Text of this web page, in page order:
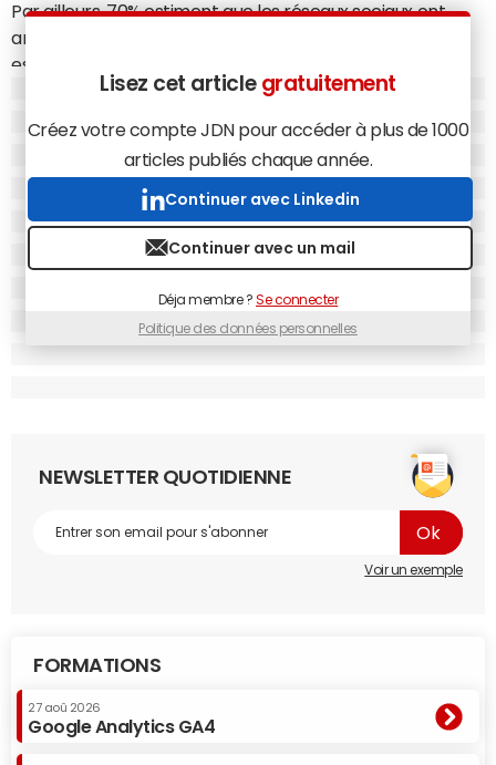
Par ailleurs, 70% estiment que les réseaux sociaux ont
amélioré leur réactivité et 37% leur productivité.
est le réseau considéré comme le plus important
professionnellement, suivi par Facebook et Linkedin.
du support du média, des sujets traités ou de la périodicité
du média. Les journalistes qui ne travaillent que pour des
supports online (60%), qui traitent des sujets
marketing/e-commerce (57%) ou high-tech/télécom
(59%), ou qui ont une fréquence d’information quotidienne
la TV (55%) sont les plus consommateurs des réseaux
sociaux et y consacrent plus de 2h par jour en moyenne.
interlocuteurs pour des témoignages et expertises
Lisez cet article gratuitement
Créez votre compte JDN pour accéder à plus de 1000
articles publiés chaque année.
Continuer avec Linkedin
Continuer avec un mail
Déja membre ?Se connecter
Politique des données personnelles
NEWSLETTER QUOTIDIENNE
Voir un exemple
FORMATIONS
27 aoû 2026
Google Analytics GA4